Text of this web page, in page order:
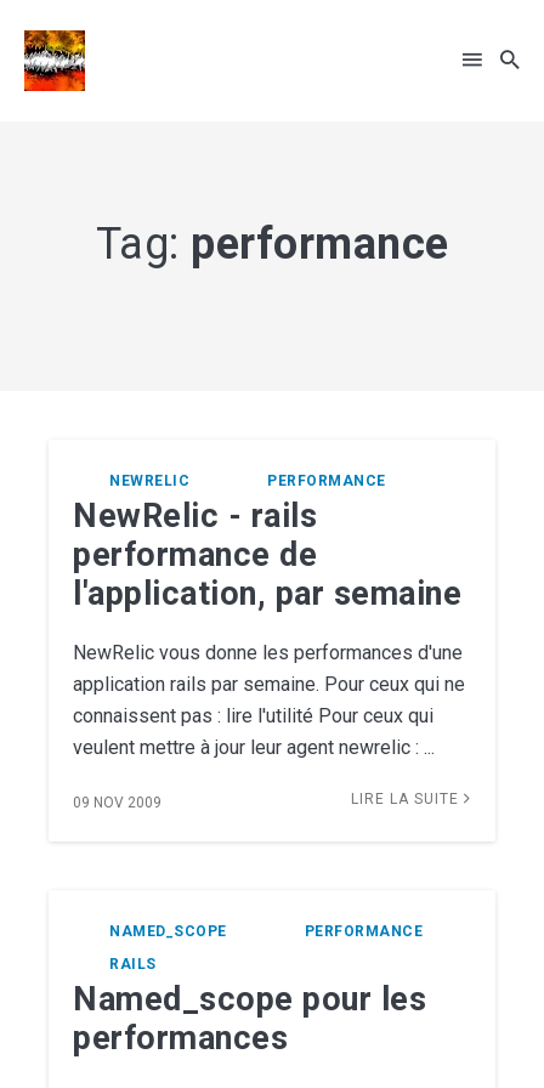
Tag: performance
NEWRELIC PERFORMANCE
NewRelic - rails
performance de
l'application, par semaine
NewRelic vous donne les performances d'une
application rails par semaine. Pour ceux qui ne
connaissent pas : lire l'utilité Pour ceux qui
veulent mettre à jour leur agent newrelic : ...
09 NOV 2009 LIRE LA SUITE
NAMED_SCOPE
PERFORMANCE
RAILS
Named_scope pour les
performances
... sinon recherche par tags